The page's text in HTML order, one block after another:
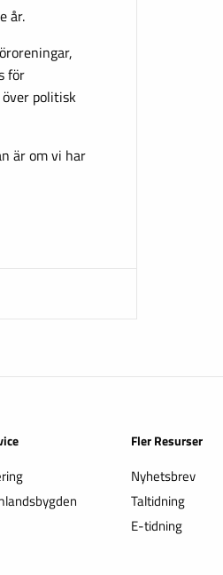
år.
för
politisk
är om vi har
Fler Resurser
Nyhetsbrev
Taltidning
E-tidning